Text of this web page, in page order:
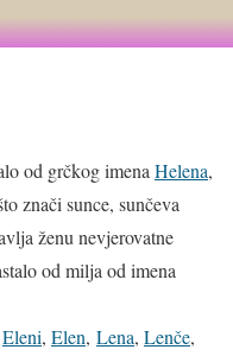
od grčkog imena Helena,
znači sunce, sunčeva
ženu nevjerovatne
od milja od imena
Eleni, Elen, Lena, Lenče,